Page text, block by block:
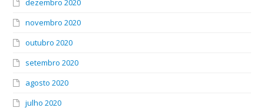
dezembro 2020
novembro 2020
outubro 2020
setembro 2020
agosto 2020
julho 2020